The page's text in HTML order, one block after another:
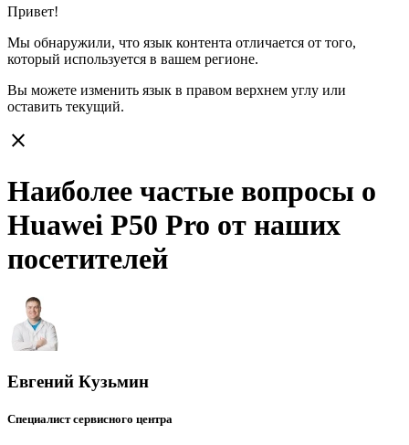
Привет!
Мы обнаружили, что язык контента отличается от того,
который используется в вашем регионе.
Вы можете изменить язык в правом верхнем углу или
оставить текущий.
close
Наиболее частые вопросы о
Huawei P50 Pro от наших
посетителей
Евгений Кузьмин
Специалист сервисного центра